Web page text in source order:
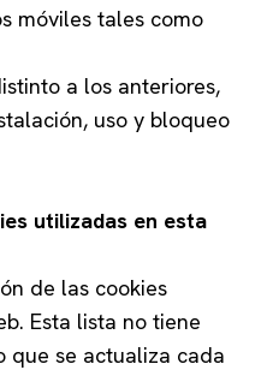
móviles tales como
a los anteriores,
uso y bloqueo
utilizadas en esta
de las cookies
Esta lista no tiene
se actualiza cada